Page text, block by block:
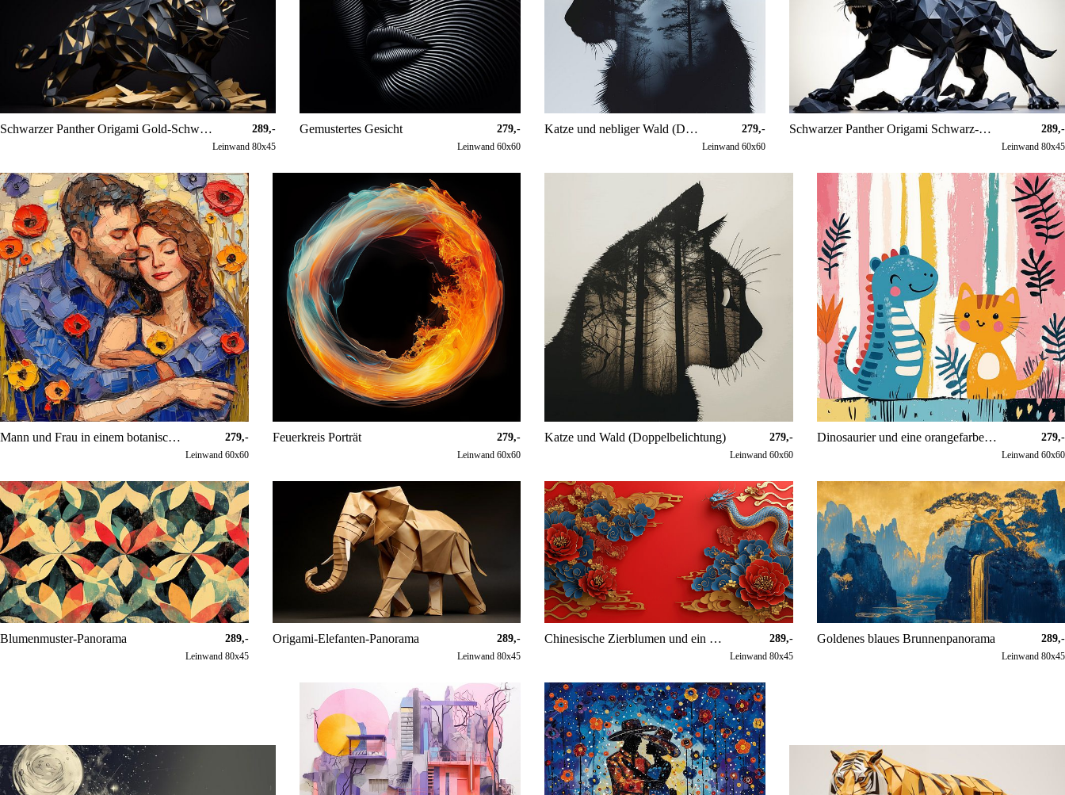
Schwarzer Panther Origami Gold-Schwarz-Panorama 289,-
Leinwand 80x45
Gemustertes Gesicht 279,-
Leinwand 60x60
Katze und nebliger Wald (Doppelbelichtung) 279,-
Leinwand 60x60
Schwarzer Panther Origami Schwarz-Weiß-Panorama 289,-
Leinwand 80x45
Mann und Frau in einem botanischen Liebesgarten abstrakt 279,-
Leinwand 60x60
Feuerkreis Porträt 279,-
Leinwand 60x60
Katze und Wald (Doppelbelichtung) 279,-
Leinwand 60x60
Dinosaurier und eine orangefarbene Katze doodle 279,-
Leinwand 60x60
Blumenmuster-Panorama 289,-
Leinwand 80x45
Origami-Elefanten-Panorama 289,-
Leinwand 80x45
Chinesische Zierblumen und ein Drachenpanorama 289,-
Leinwand 80x45
Goldenes blaues Brunnenpanorama 289,-
Leinwand 80x45